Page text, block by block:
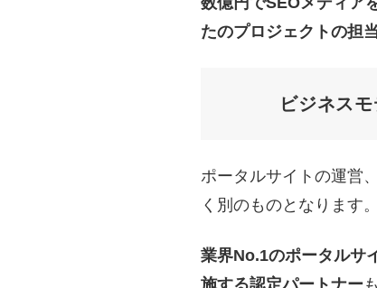
たのプロジェクトの担
ビジネス
ポータルサイトの運営
く別のものとなります。
業界No.1のポータルサ
施する認定パートナー